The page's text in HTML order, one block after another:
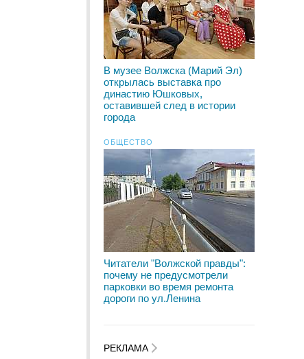
В музее Волжска (Марий Эл)
открылась выставка про
династию Юшковых,
оставившей след в истории
города
ОБЩЕСТВО
Читатели "Волжской правды":
почему не предусмотрели
парковки во время ремонта
дороги по ул.Ленина
РЕКЛАМА